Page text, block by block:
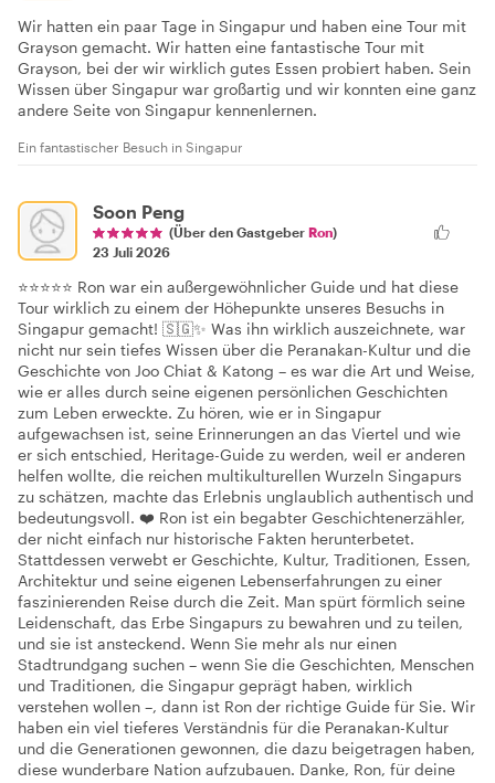
Wir hatten ein paar Tage in Singapur und haben eine Tour mit
Grayson gemacht. Wir hatten eine fantastische Tour mit
Grayson, bei der wir wirklich gutes Essen probiert haben. Sein
Wissen über Singapur war großartig und wir konnten eine ganz
andere Seite von Singapur kennenlernen.
Ein fantastischer Besuch in Singapur
Soon Peng
(Über den Gastgeber Ron)
23 Juli 2026
⭐⭐⭐⭐⭐ Ron war ein außergewöhnlicher Guide und hat diese
Tour wirklich zu einem der Höhepunkte unseres Besuchs in
Singapur gemacht! 🇸🇬✨ Was ihn wirklich auszeichnete, war
nicht nur sein tiefes Wissen über die Peranakan-Kultur und die
Geschichte von Joo Chiat & Katong – es war die Art und Weise,
wie er alles durch seine eigenen persönlichen Geschichten
zum Leben erweckte. Zu hören, wie er in Singapur
aufgewachsen ist, seine Erinnerungen an das Viertel und wie
er sich entschied, Heritage-Guide zu werden, weil er anderen
helfen wollte, die reichen multikulturellen Wurzeln Singapurs
zu schätzen, machte das Erlebnis unglaublich authentisch und
bedeutungsvoll. ❤️ Ron ist ein begabter Geschichtenerzähler,
der nicht einfach nur historische Fakten herunterbetet.
Stattdessen verwebt er Geschichte, Kultur, Traditionen, Essen,
Architektur und seine eigenen Lebenserfahrungen zu einer
faszinierenden Reise durch die Zeit. Man spürt förmlich seine
Leidenschaft, das Erbe Singapurs zu bewahren und zu teilen,
und sie ist ansteckend. Wenn Sie mehr als nur einen
Stadtrundgang suchen – wenn Sie die Geschichten, Menschen
und Traditionen, die Singapur geprägt haben, wirklich
verstehen wollen –, dann ist Ron der richtige Guide für Sie. Wir
haben ein viel tieferes Verständnis für die Peranakan-Kultur
und die Generationen gewonnen, die dazu beigetragen haben,
diese wunderbare Nation aufzubauen. Danke, Ron, für deine